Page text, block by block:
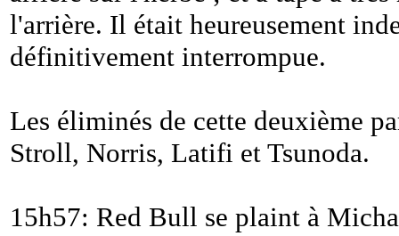
l'arrière. Il était heureusement
définitivement interrompue.
Les éliminés de cette deuxième
Stroll, Norris, Latifi et Tsunoda.
15h57: Red Bull se plaint à